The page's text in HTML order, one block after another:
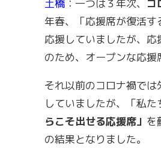
土橋 ：一つは３年次、 コ
年春、「応援席が復活
応援していましたが、
のため、オープンな応援
それ以前のコロナ禍で
していましたが、「私
らこそ出せる応援席」 を
の結果となりました。